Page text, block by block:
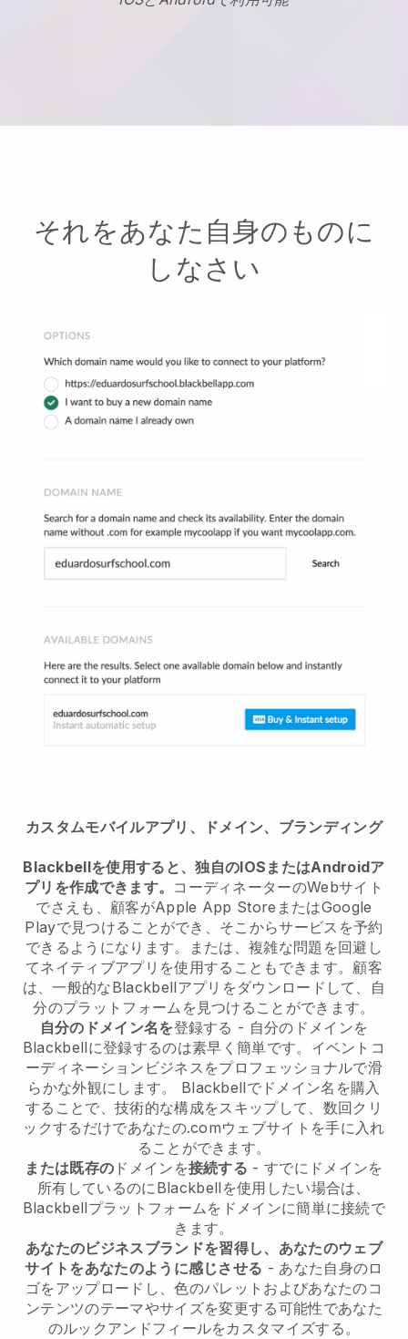
それをあなた自身のものに
しなさい
カスタムモバイルアプリ、ドメイン、ブランディング
Blackbellを使用すると、独自のIOSまたはAndroidア
プリを作成できます。 コーディネーターのWebサイト
でさえも、顧客がApple App StoreまたはGoogle
Playで見つけることができ、そこからサービスを予約
できるようになります。または、複雑な問題を回避し
てネイティブアプリを使用することもできます。顧客
は、一般的なBlackbellアプリをダウンロードして、自
分のプラットフォームを見つけることができます。
自分のドメイン名を登録する - 自分のドメインを
Blackbellに登録するのは素早く簡単です。イベントコ
ーディネーションビジネスをプロフェッショナルで滑
らかな外観にします。 Blackbellでドメイン名を購入
することで、技術的な構成をスキップして、数回クリ
ックするだけであなたの.comウェブサイトを手に入れ
ることができます。
または既存の ドメインを接続する - すでにドメインを
所有しているのにBlackbellを使用したい場合は、
Blackbellプラットフォームをドメインに簡単に接続で
きます。
あなたのビジネスブランドを習得し、あなたのウェブ
サイトをあなたのように感じさせる - あなた自身のロ
ゴをアップロードし、色のパレットおよびあなたのコ
ンテンツのテーマやサイズを変更する可能性であなた
のルックアンドフィールをカスタマイズする。